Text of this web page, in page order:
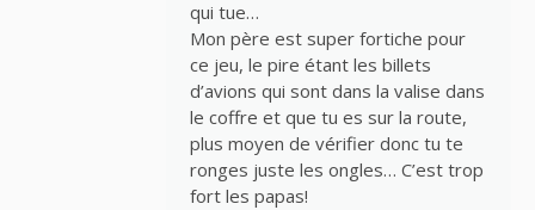
qui tue…
Mon père est super fortiche pour
ce jeu, le pire étant les billets
d’avions qui sont dans la valise dans
le coffre et que tu es sur la route,
plus moyen de vérifier donc tu te
ronges juste les ongles… C’est trop
fort les papas!